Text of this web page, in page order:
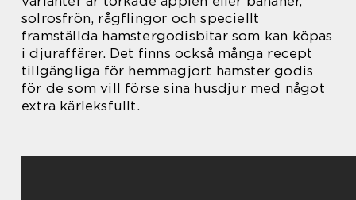
solrosfrön, rågflingor och speciellt
framställda hamstergodisbitar som kan köpas
i djuraffärer. Det finns också många recept
tillgängliga för hemmagjort hamster godis
för de som vill förse sina husdjur med något
extra kärleksfullt.